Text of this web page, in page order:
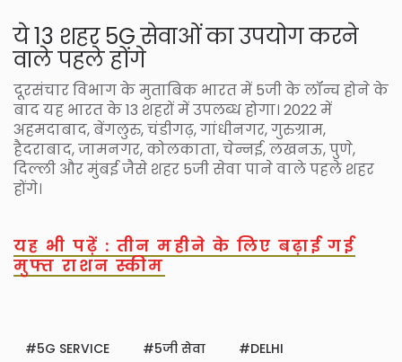
ये 13 शहर 5G सेवाओं का उपयोग करने
वाले पहले होंगे
दूरसंचार विभाग के मुताबिक भारत में 5जी के लॉन्च होने के
बाद यह भारत के 13 शहरों में उपलब्ध होगा। 2022 में
अहमदाबाद, बेंगलुरु, चंडीगढ़, गांधीनगर, गुरुग्राम,
हैदराबाद, जामनगर, कोलकाता, चेन्नई, लखनऊ, पुणे,
दिल्ली और मुंबई जैसे शहर 5जी सेवा पाने वाले पहले शहर
होंगे।
यह भी पढ़ें : तीन महीने के लिए बढ़ाई गई
मुफ्त राशन स्कीम
5G SERVICE 5जी सेवा DELHI